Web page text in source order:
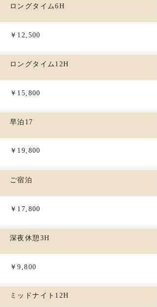
ロングタイム6H
￥12,500
ロングタイム12H
￥15,800
早泊17
￥19,800
ご宿泊
￥17,800
深夜休憩3H
￥9,800
ミッドナイト12H